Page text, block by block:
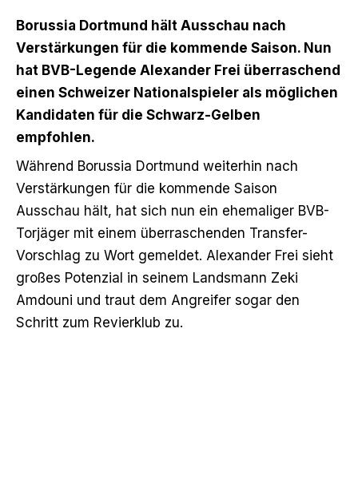
Borussia Dortmund hält Ausschau nach
Verstärkungen für die kommende Saison. Nun
hat BVB-Legende Alexander Frei überraschend
einen Schweizer Nationalspieler als möglichen
Kandidaten für die Schwarz-Gelben
empfohlen.
Während Borussia Dortmund weiterhin nach
Verstärkungen für die kommende Saison
Ausschau hält, hat sich nun ein ehemaliger BVB-
Torjäger mit einem überraschenden Transfer-
Vorschlag zu Wort gemeldet. Alexander Frei sieht
großes Potenzial in seinem Landsmann Zeki
Amdouni und traut dem Angreifer sogar den
Schritt zum Revierklub zu.